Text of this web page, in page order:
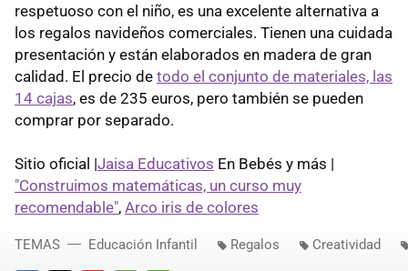
respetuoso con el niño, es una excelente alternativa a
los regalos navideños comerciales. Tienen una cuidada
presentación y están elaborados en madera de gran
calidad. El precio de todo el conjunto de materiales, las
14 cajas, es de 235 euros, pero también se pueden
comprar por separado.
Sitio oficial |Jaisa Educativos En Bebés y más |
"Construimos matemáticas, un curso muy
recomendable", Arco iris de colores
TEMAS Educación Infantil Regalos Creatividad